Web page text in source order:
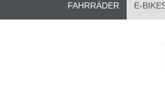
FAHRRÄDER E-